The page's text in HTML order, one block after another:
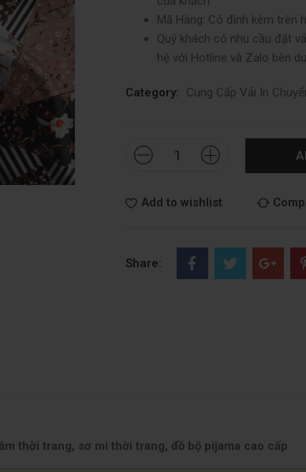
Mã Hàng: Có đính kèm trên
Quý khách có nhu cầu đặt
hệ với Hotline và Zalo bên
Category: Cung Cấp Vải In
Add to wishlist
Share:
thời trang, sơ mi thời trang, đồ bộ pijama cao cấp